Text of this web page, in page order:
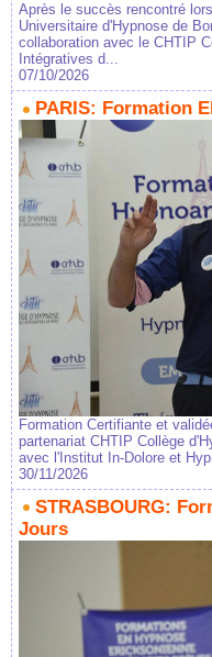
Après le succès rencontré
Universitaire d'Hypnose de
collaboration avec le CHTIP
Intégratives d...
07/10/2026
PARIS: Formation
Formation Certifiante et
partenariat CHTIP Collège
avec l'Institut In-Dolore et
30/11/2026
STRASBOURG:
Jours